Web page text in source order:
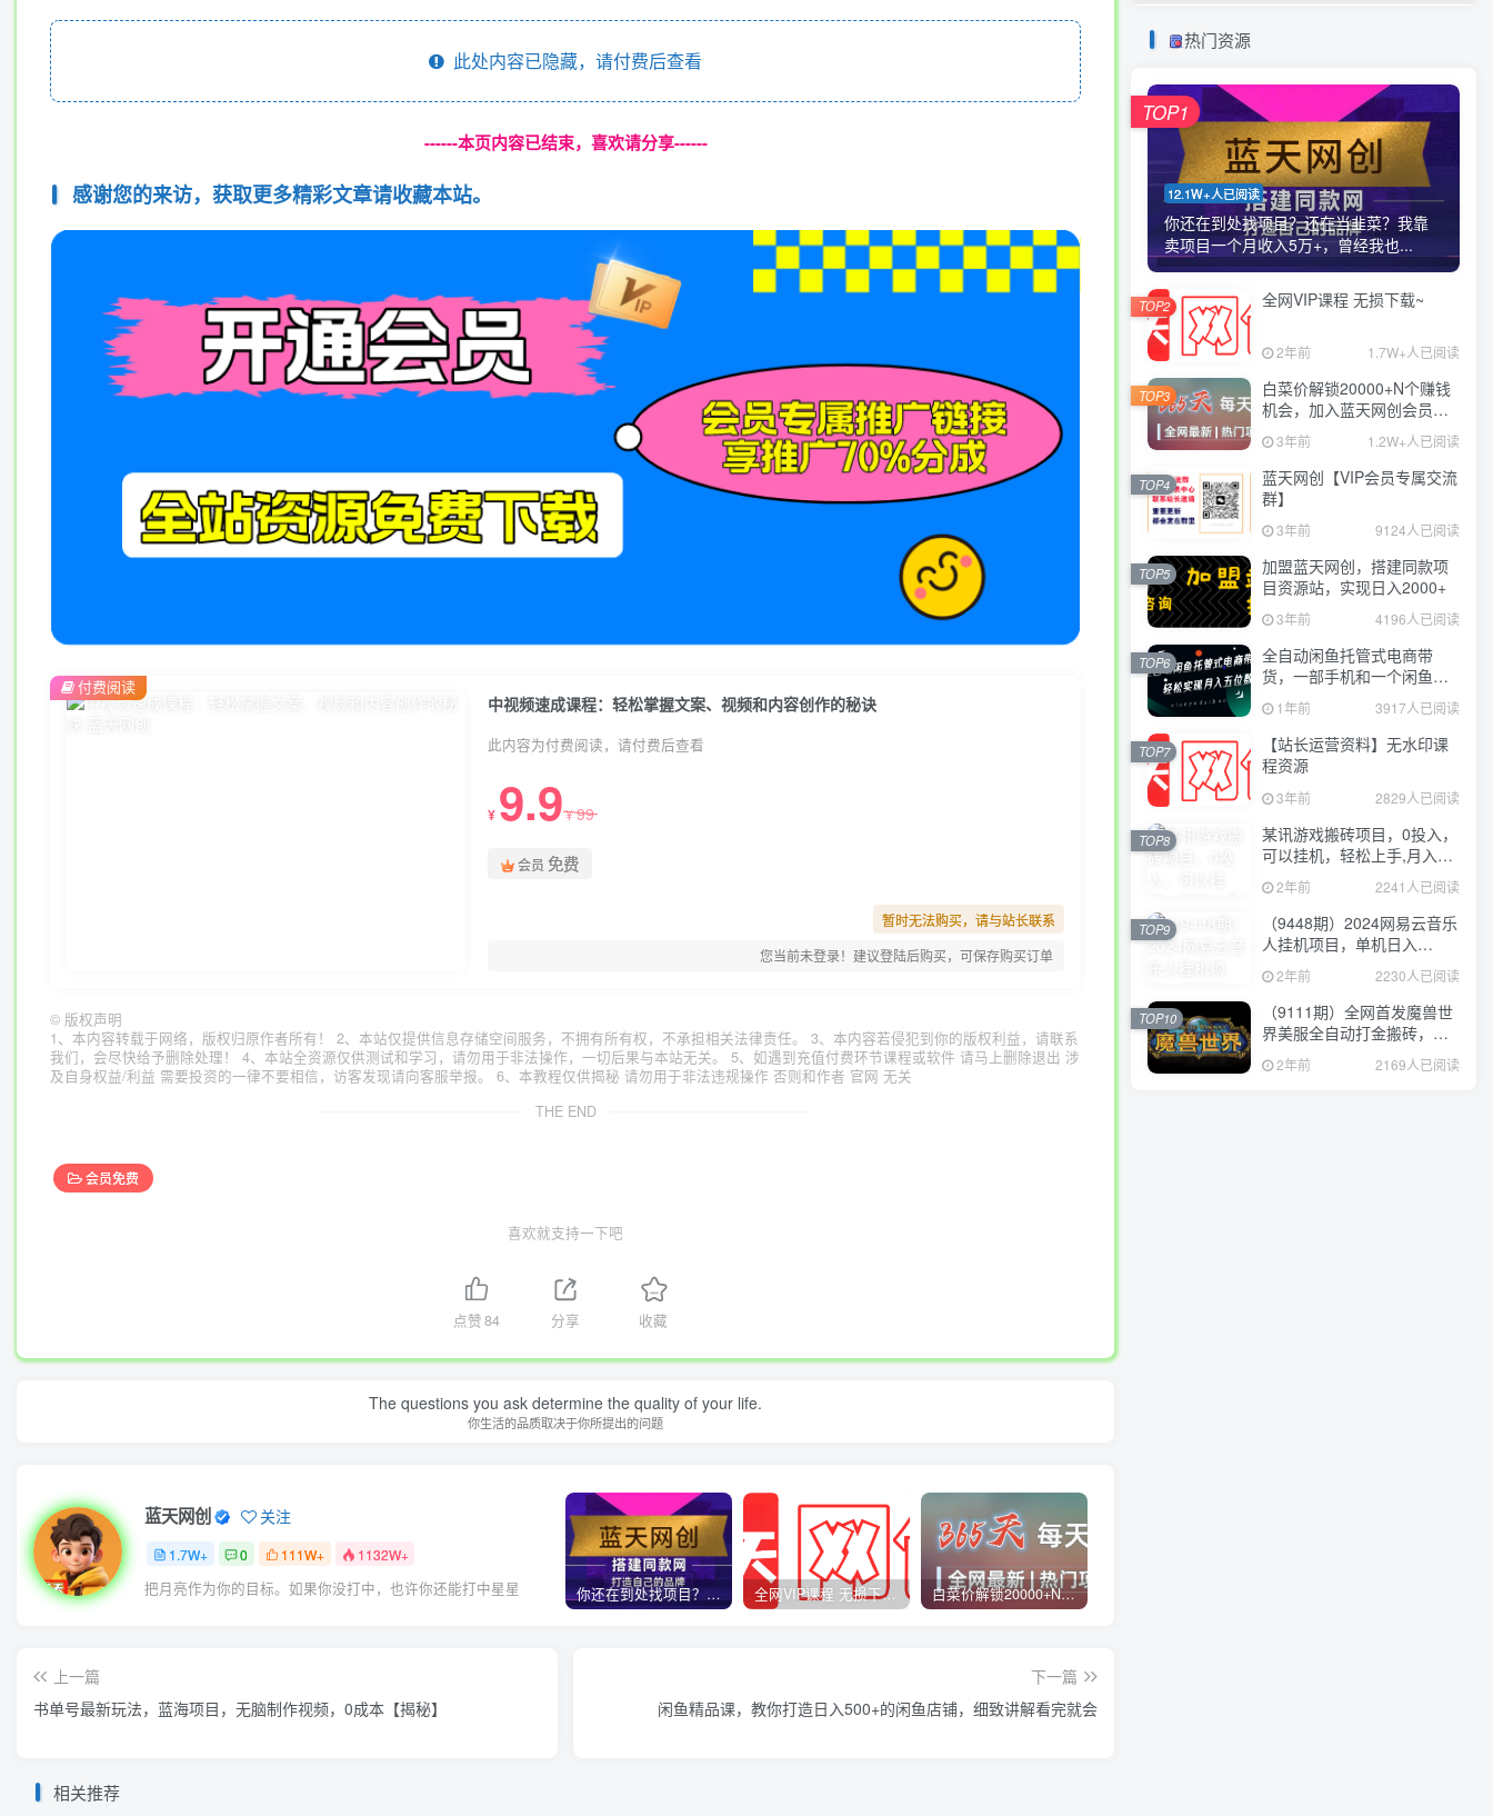
此处内容已隐藏，请付费后查看
------本页内容已结束，喜欢请分享------
感谢您的来访，获取更多精彩文章请收藏本站。
中视频速成课程：轻松掌握文案、视频和内容创作的秘诀
此内容为付费阅读，请付费后查看
¥ 9.9¥99
会员 免费
暂时无法购买，请与站长联系
您当前未登录！建议登陆后购买，可保存购买订单
付费阅读
© 版权声明
1、本内容转载于网络，版权归原作者所有！ 2、本站仅提供信息存储空间服务，不拥有所有权，不承担相关法律责任。 3、本内容若侵犯到你的版权利益，请联系
我们，会尽快给予删除处理！ 4、本站全资源仅供测试和学习，请勿用于非法操作，一切后果与本站无关。 5、如遇到充值付费环节课程或软件 请马上删除退出 涉
及自身权益/利益 需要投资的一律不要相信，访客发现请向客服举报。 6、本教程仅供揭秘 请勿用于非法违规操作 否则和作者 官网 无关
THE END
会员免费
喜欢就支持一下吧
点赞84 分享 收藏
The questions you ask determine the quality of your life.
你生活的品质取决于你所提出的问题
蓝天网创 关注
1.7W+ 0 111W+ 1132W+
把月亮作为你的目标。如果你没打中，也许你还能打中星星 你还在到处找项目？还在当韭菜？我靠卖项目一个月收入5万+，曾经我也是个失败者。 全网VIP课程 无损下载~ 白菜价解锁20000+N个赚钱机会，加入蓝天网创会员，全站资源免费学习。
上一篇
书单号最新玩法，蓝海项目，无脑制作视频，0成本【揭秘】
下一篇
闲鱼精品课，教你打造日入500+的闲鱼店铺，细致讲解看完就会
相关推荐
热门资源
12.1W+人已阅读
你还在到处找项目？还在当韭菜？我靠
卖项目一个月收入5万+，曾经我也...
TOP1
全网VIP课程 无损下载~
2年前 1.7W+人已阅读
TOP2
白菜价解锁20000+N个赚钱
机会，加入蓝天网创会员，
全站资源免费学习。
3年前 1.2W+人已阅读
TOP3
蓝天网创【VIP会员专属交流
群】
3年前 9124人已阅读
TOP4
加盟蓝天网创，搭建同款项
目资源站，实现日入2000+
3年前 4196人已阅读
TOP5
全自动闲鱼托管式电商带
货，一部手机和一个闲鱼号
就可以开干，轻松实现月入
五位数
1年前 3917人已阅读
TOP6
【站长运营资料】无水印课
程资源
3年前 2829人已阅读
TOP7
某讯游戏搬砖项目，0投入，
可以挂机，轻松上手,月入
3000+上不封顶
2年前 2241人已阅读
TOP8
（9448期）2024网易云音乐
人挂机项目，单机日入
150+，无脑月入5000+
2年前 2230人已阅读
TOP9
（9111期）全网首发魔兽世
界美服全自动打金搬砖，日
入1000+，简单好操作，保
姆级教学
2年前 2169人已阅读
TOP10